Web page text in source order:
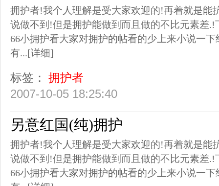
拥护者!我个人理解是受大家欢迎的!再着就是能
说做不到!但是拥护能做到而且做的不比元素差
66小拥护看大家对拥护的帖看的少上来小说一
有...[详细]
标签：
拥护者
2007-10-05 18:25:40
另意红国(纯)拥护
拥护者!我个人理解是受大家欢迎的!再着就是能
说做不到!但是拥护能做到而且做的不比元素差
66小拥护看大家对拥护的帖看的少上来小说一